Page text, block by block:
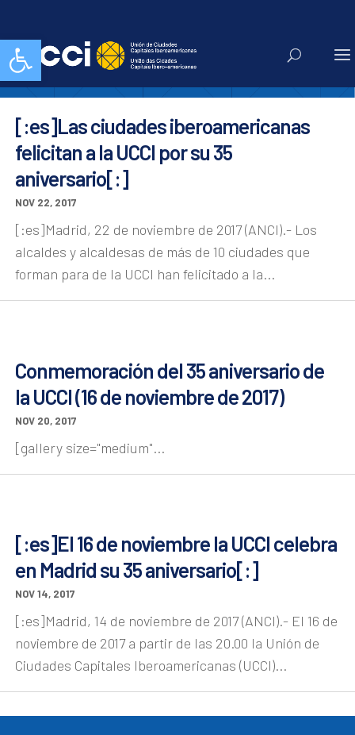
Abrir barra de herramientas
35 aniversario
[:es]Las ciudades iberoamericanas
felicitan a la UCCI por su 35
aniversario[:]
NOV 22, 2017
[:es]Madrid, 22 de noviembre de 2017 (ANCI).- Los
alcaldes y alcaldesas de más de 10 ciudades que
forman para de la UCCI han felicitado a la...
Conmemoración del 35 aniversario de
la UCCI (16 de noviembre de 2017)
NOV 20, 2017
[gallery size="medium"...
[:es]El 16 de noviembre la UCCI celebra
en Madrid su 35 aniversario[:]
NOV 14, 2017
[:es]Madrid, 14 de noviembre de 2017 (ANCI).- El 16 de
noviembre de 2017 a partir de las 20.00 la Unión de
Ciudades Capitales Iberoamericanas (UCCI)...